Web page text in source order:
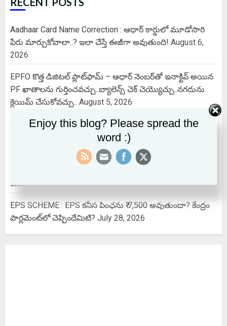
Aadhaar Card Name Correction : ఆధార్ కార్డులో మూడోసారి
పేరు మార్చుకోవాలా..? ఇలా చేస్తే ఈజీగా అవుతుంది! August 6,
2026
EPFO కొత్త డిజిటల్ ప్లాట్‌ఫామ్‌ – ఆధార్ నెంబర్‌తో ఇనాక్టివ్ అయిన
PF ఖాతాలను గుర్తించవచ్చు..బ్యాలెన్స్ చెక్ చెయ్యొచ్చు..నగదును
క్లెయిమ్ చేసుకోవచ్చు.. August 5, 2026
Indian Air force Agniveer vayu 2026 | Non Combatant
Notification Out, Apply Offline & Check Age Limit
చేయొచ్చు…ఈ నెంబర్ కు ఒక్క మెస్సేజ్ చేస్తే చాలు.. July 30, 2026
EPS SCHEME : EPS కనీస పింఛను ₹ 7,500 అవుతుందా? కేంద్రం
పార్లమెంట్‌లో చెప్పిందేమిటి? July 28, 2026
Enjoy this blog? Please spread the
word :)